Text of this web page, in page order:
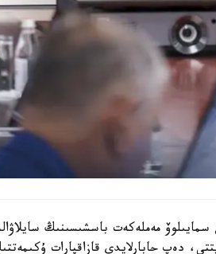
مەملەكەت باسشىسىنىڭ
دەپ حابارلايدى قازاقپارات